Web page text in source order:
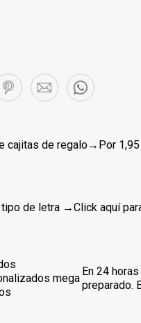
cajitas de regalo→Por 1,95
de letra →Click aquí
mega
En 24
preparado.